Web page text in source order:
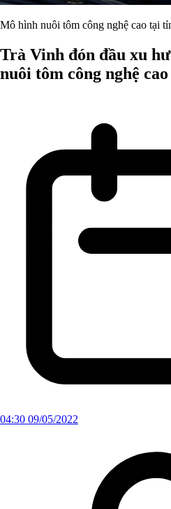
Mô hình nuôi tôm công nghệ cao tại
Trà Vinh đón đầu xu
nuôi tôm công nghệ cao
04:30 09/05/2022